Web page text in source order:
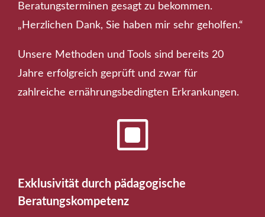
Beratungsterminen gesagt zu bekommen.
„Herzlichen Dank, Sie haben mir sehr geholfen.“
Unsere Methoden und Tools sind bereits 20
Jahre erfolgreich geprüft und zwar für
zahlreiche ernährungsbedingten Erkrankungen.
W
Exklusivität durch pädagogische
Beratungskompetenz